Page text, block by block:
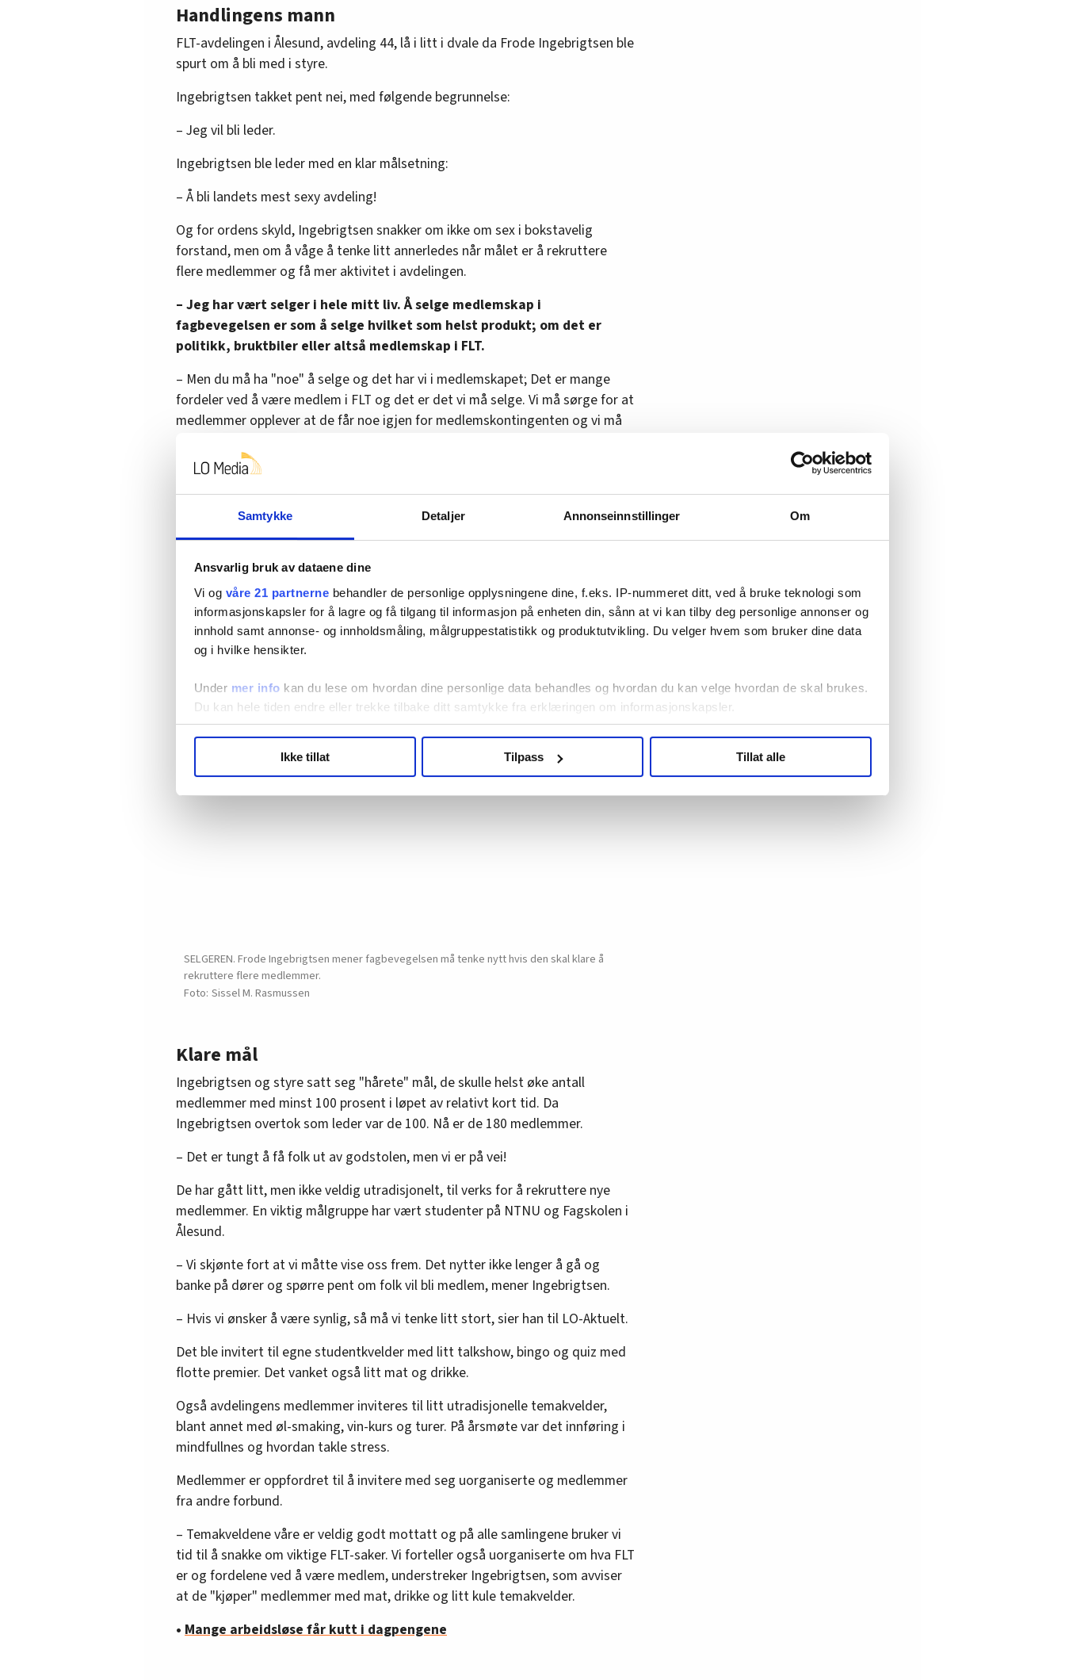
Samtykke Detaljer Annonseinnstillinger Om
Ansvarlig bruk av dataene dine
Vi og våre 21 partnerne behandler de personlige opplysningene dine, f.eks. IP-nummeret ditt, ved å bruke teknologi som
informasjonskapsler for å lagre og få tilgang til informasjon på enheten din, sånn at vi kan tilby deg personlige annonser og
innhold samt annonse- og innholdsmåling, målgruppestatistikk og produktutvikling. Du velger hvem som bruker dine data
og i hvilke hensikter.
Under mer info kan du lese om hvordan dine personlige data behandles og hvordan du kan velge hvordan de skal brukes.
Du kan hele tiden endre eller trekke tilbake ditt samtykke fra erklæringen om informasjonskapsler.
hvordan våre nettsider blir brukt slik at vi tilby relevant innhold, tilpassede annonser og utarbeide statistikk.
Ikke tillat Tilpass Tillat alle
Handlingens mann
FLT-avdelingen i Ålesund, avdeling 44, lå i litt i dvale da Frode Ingebrigtsen ble
spurt om å bli med i styre.
Ingebrigtsen takket pent nei, med følgende begrunnelse:
– Jeg vil bli leder.
Ingebrigtsen ble leder med en klar målsetning:
– Å bli landets mest sexy avdeling!
Og for ordens skyld, Ingebrigtsen snakker om ikke om sex i bokstavelig
forstand, men om å våge å tenke litt annerledes når målet er å rekruttere
flere medlemmer og få mer aktivitet i avdelingen.
– Jeg har vært selger i hele mitt liv. Å selge medlemskap i
fagbevegelsen er som å selge hvilket som helst produkt; om det er
politikk, bruktbiler eller altså medlemskap i FLT.
– Men du må ha "noe" å selge og det har vi i medlemskapet; Det er mange
fordeler ved å være medlem i FLT og det er det vi må selge. Vi må sørge for at
medlemmer opplever at de får noe igjen for medlemskontingenten og vi må
– Vi må ikke være opptatt av å snakke om eller snakke ned de andre
forbundene vi konkurrerer med. Jeg snakker kun om FLT når jeg er ute blant
(Artikkelen fortsetter under bildet)
SELGEREN. Frode Ingebrigtsen mener fagbevegelsen må tenke nytt hvis den skal klare å
rekruttere flere medlemmer.
Sissel M. Rasmussen
Klare mål
Ingebrigtsen og styre satt seg "hårete" mål, de skulle helst øke antall
medlemmer med minst 100 prosent i løpet av relativt kort tid. Da
Ingebrigtsen overtok som leder var de 100. Nå er de 180 medlemmer.
– Det er tungt å få folk ut av godstolen, men vi er på vei!
De har gått litt, men ikke veldig utradisjonelt, til verks for å rekruttere nye
medlemmer. En viktig målgruppe har vært studenter på NTNU og Fagskolen i
Ålesund.
– Vi skjønte fort at vi måtte vise oss frem. Det nytter ikke lenger å gå og
banke på dører og spørre pent om folk vil bli medlem, mener Ingebrigtsen.
– Hvis vi ønsker å være synlig, så må vi tenke litt stort, sier han til LO-Aktuelt.
Det ble invitert til egne studentkvelder med litt talkshow, bingo og quiz med
flotte premier. Det vanket også litt mat og drikke.
Også avdelingens medlemmer inviteres til litt utradisjonelle temakvelder,
blant annet med øl-smaking, vin-kurs og turer. På årsmøte var det innføring i
mindfullnes og hvordan takle stress.
Medlemmer er oppfordret til å invitere med seg uorganiserte og medlemmer
fra andre forbund.
– Temakveldene våre er veldig godt mottatt og på alle samlingene bruker vi
tid til å snakke om viktige FLT-saker. Vi forteller også uorganiserte om hva FLT
er og fordelene ved å være medlem, understreker Ingebrigtsen, som avviser
at de "kjøper" medlemmer med mat, drikke og litt kule temakvelder.
• Mange arbeidsløse får kutt i dagpengene